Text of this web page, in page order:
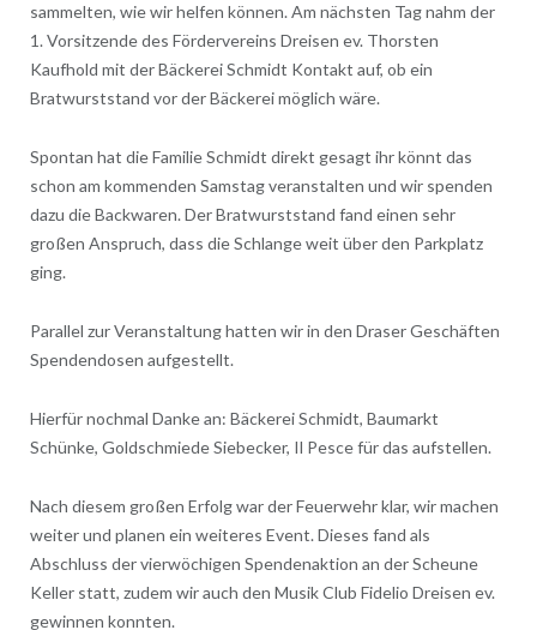
sammelten, wie wir helfen können. Am nächsten Tag nahm der
1. Vorsitzende des Fördervereins Dreisen ev. Thorsten
Kaufhold mit der Bäckerei Schmidt Kontakt auf, ob ein
Bratwurststand vor der Bäckerei möglich wäre.
Spontan hat die Familie Schmidt direkt gesagt ihr könnt das
schon am kommenden Samstag veranstalten und wir spenden
dazu die Backwaren. Der Bratwurststand fand einen sehr
großen Anspruch, dass die Schlange weit über den Parkplatz
ging.
Parallel zur Veranstaltung hatten wir in den Draser Geschäften
Spendendosen aufgestellt.
Hierfür nochmal Danke an: Bäckerei Schmidt, Baumarkt
Schünke, Goldschmiede Siebecker, Il Pesce für das aufstellen.
Nach diesem großen Erfolg war der Feuerwehr klar, wir machen
weiter und planen ein weiteres Event. Dieses fand als
Abschluss der vierwöchigen Spendenaktion an der Scheune
Keller statt, zudem wir auch den Musik Club Fidelio Dreisen ev.
gewinnen konnten.